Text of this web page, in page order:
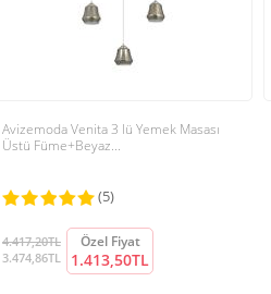
Avizemoda Venita 3 lü Yemek Masası
Üstü Füme+Beyaz...
(5)
4.417,20TL
3.474,86TL
Özel Fiyat
1.413,50TL